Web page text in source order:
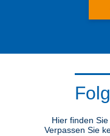
Hier finden
Verpassen Sie